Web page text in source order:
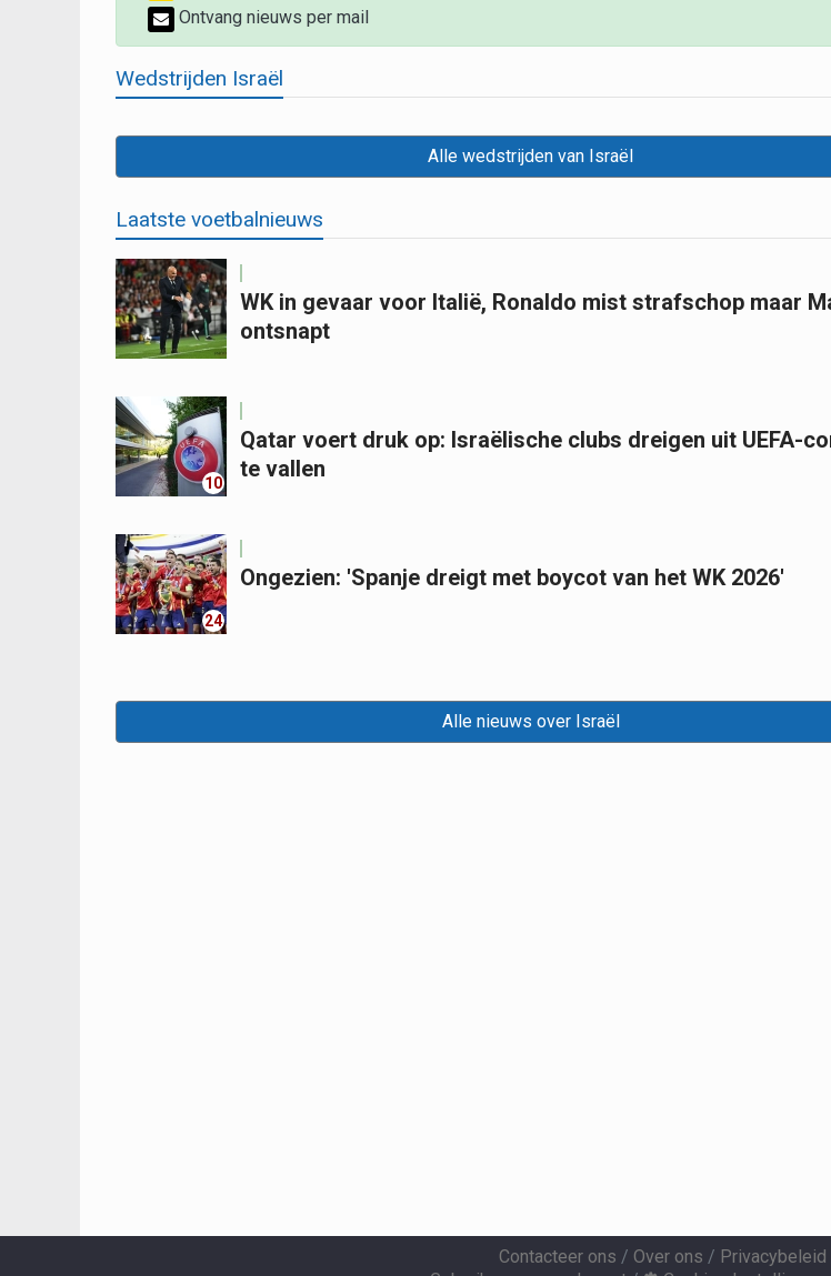
Ontvang nieuws per mail
Wedstrijden Israël
Alle wedstrijden van Israël
Laatste voetbalnieuws
WK in gevaar voor Italië, Ronaldo mist strafschop maar
ontsnapt
10
Qatar voert druk op: Israëlische clubs dreigen uit UEFA-
te vallen
24
Ongezien: 'Spanje dreigt met boycot van het WK 2026'
Alle nieuws over Israël
Contacteer ons / Over ons / Privacybeleid